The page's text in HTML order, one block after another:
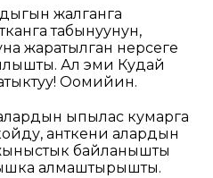
жалганга
табынуунун,
жаратылган нерсеге
Ал эми Кудай
Оомийин.
ыпылас кумарга
анткени алардын
байланышты
алмаштырышты.